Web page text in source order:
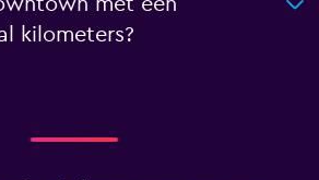
met een
kilometers?